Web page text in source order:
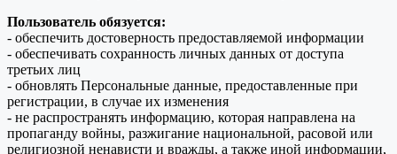
Пользователь обязуется:
- обеспечить достоверность предоставляемой информации
- обеспечивать сохранность личных данных от доступа
третьих лиц
- обновлять Персональные данные, предоставленные при
регистрации, в случае их изменения
- не распространять информацию, которая направлена на
пропаганду войны, разжигание национальной, расовой или
религиозной ненависти и вражды, а также иной информации,